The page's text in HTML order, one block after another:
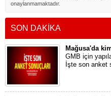
onaylanmamaktadır.
SON DAKİKA
Mağusa'da
GMB için
İşte son anket